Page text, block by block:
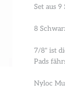
Set aus
8
7/8" ist
Pads
Nyloc